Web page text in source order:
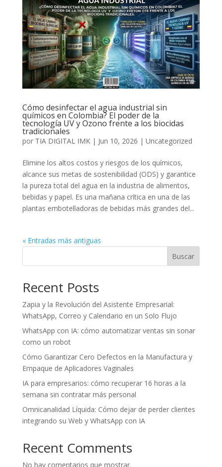
Cómo desinfectar el agua industrial sin
químicos en Colombia? El poder de la
tecnología UV y Ozono frente a los biocidas
tradicionales
por TIA DIGITAL IMK| Jun 10, 2026 | Uncategorized
Elimine los altos costos y riesgos de los químicos,
alcance sus metas de sostenibilidad (ODS) y garantice
la pureza total del agua en la industria de alimentos,
bebidas y papel. Es una mañana crítica en una de las
plantas embotelladoras de bebidas más grandes del...
« Entradas más antiguas
Buscar
Recent Posts
Zapia y la Revolución del Asistente Empresarial:
WhatsApp, Correo y Calendario en un Solo Flujo
WhatsApp con IA: cómo automatizar ventas sin sonar
como un robot
Cómo Garantizar Cero Defectos en la Manufactura y
Empaque de Aplicadores Vaginales
IA para empresarios: cómo recuperar 16 horas a la
semana sin contratar más personal
Omnicanalidad Líquida: Cómo dejar de perder clientes
integrando su Web y WhatsApp con IA
Recent Comments
No hay comentarios que mostrar.